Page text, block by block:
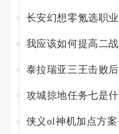
长安幻想零氪选职
我应该如何提高二
泰拉瑞亚三王击败
攻城掠地任务七是
侠义ol神机加点方